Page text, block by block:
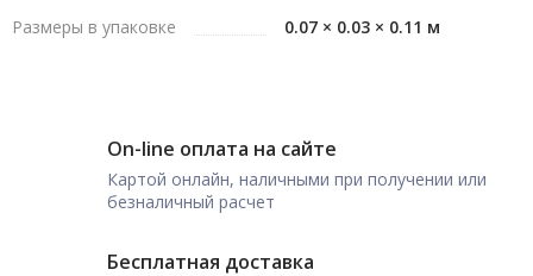
Размеры в упаковке 0.07 × 0.03 × 0.11 м
On-line оплата на сайте
Картой онлайн, наличными при получении или
безналичный расчет
Бесплатная доставка